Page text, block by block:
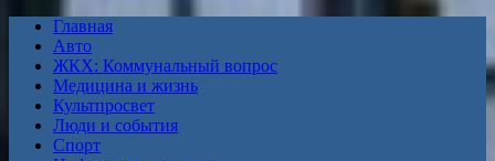
Главная
Авто
ЖКХ: Коммунальный вопрос
Медицина и жизнь
Культпросвет
Люди и события
Спорт